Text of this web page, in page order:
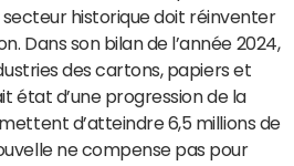
historique doit réinventer
Dans son bilan de l’année 2024,
des cartons, papiers et
état d’une progression de la
d’atteindre 6,5 millions de
ne compense pas pour